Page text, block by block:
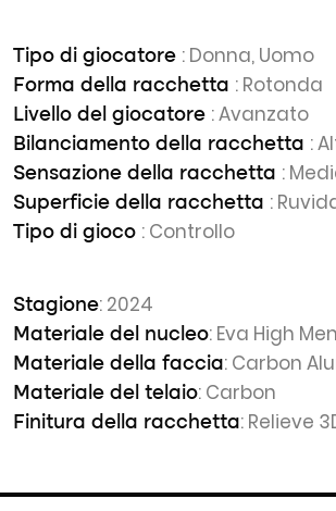
Tipo di giocatore : Donna, Uomo
Forma della racchetta : Rotonda
Livello del giocatore : Avanzato
Bilanciamento della racchetta :
Sensazione della racchetta :
Superficie della racchetta :
Tipo di gioco : Controllo
Stagione: 2024
Materiale del nucleo: Eva High
Materiale della faccia: Carbon
Materiale del telaio: Carbon
Finitura della racchetta: Relieve